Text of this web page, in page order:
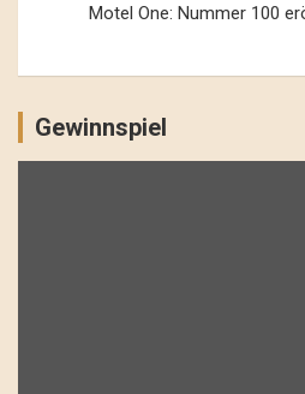
Motel One: Nummer 100
Gewinnspiel